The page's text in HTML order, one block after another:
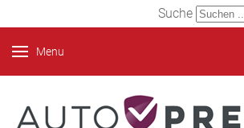
Suche
Menu